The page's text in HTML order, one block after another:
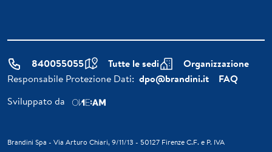
840055055 Tutte le sedi
Organizzazione
Responsabile Protezione Dati: dpo@brandini.it
FAQ
Sviluppato da
Brandini Spa - Via Arturo Chiari, 9/11/13 - 50127 Firenze C.F. e P. IVA